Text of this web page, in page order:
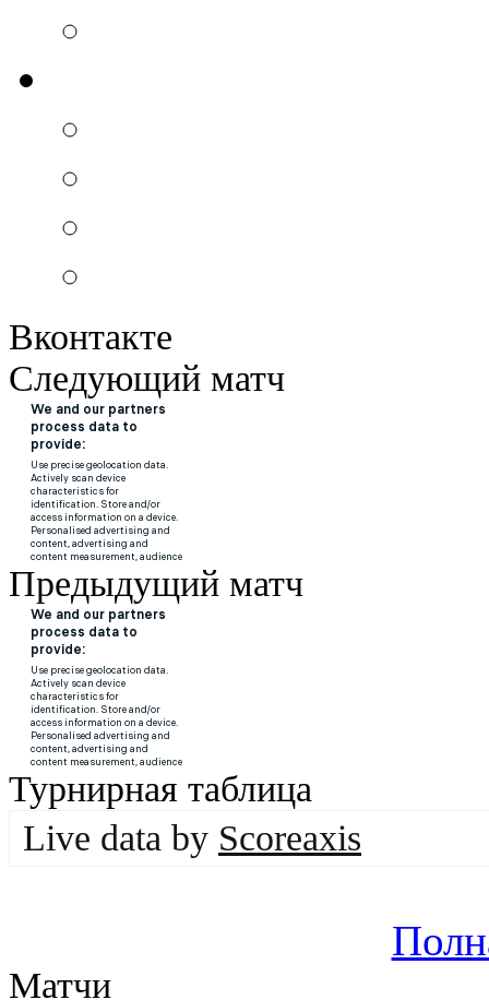
Вконтакте
Следующий матч
Предыдущий матч
Турнирная таблица
Live data by Scoreaxis
Матчи